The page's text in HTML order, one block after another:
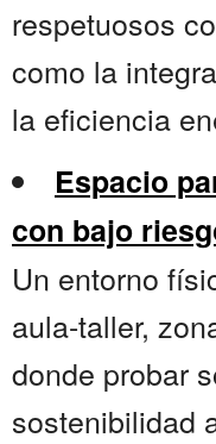
respetuosos
como la
la eficiencia
Espacio
con bajo
Un entorno
aula-taller,
donde probar
sostenibilidad